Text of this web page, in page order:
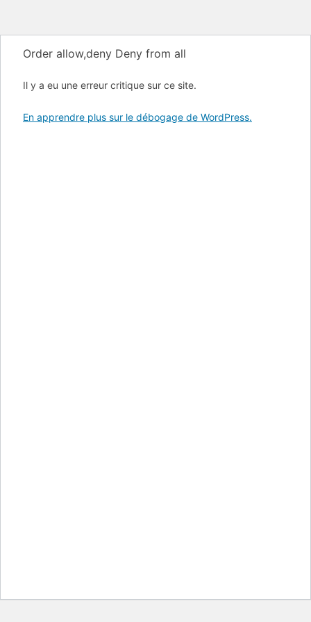
Order allow,deny Deny from all
Il y a eu une erreur critique sur ce site.
En apprendre plus sur le débogage de WordPress.